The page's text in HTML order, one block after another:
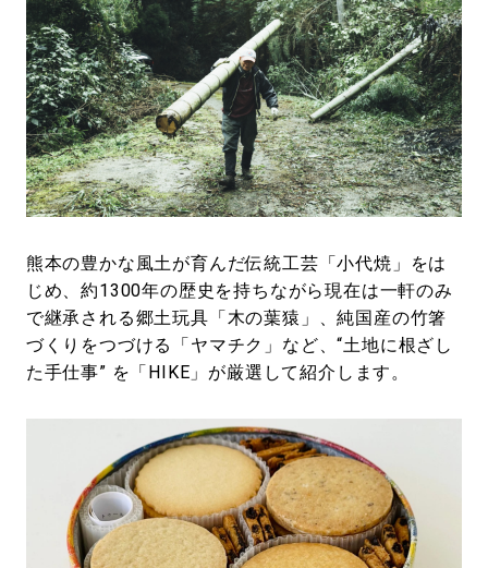
熊本の豊かな風土が育んだ伝統工芸「小代焼」をは
じめ、約1300年の歴史を持ちながら現在は一軒のみ
で継承される郷土玩具「木の葉猿」、純国産の竹箸
づくりをつづける「ヤマチク」など、“土地に根ざし
た手仕事” を「HIKE」が厳選して紹介します。